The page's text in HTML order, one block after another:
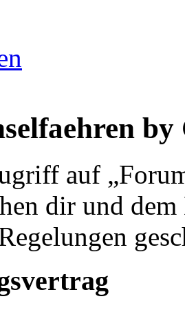
auf
dir und